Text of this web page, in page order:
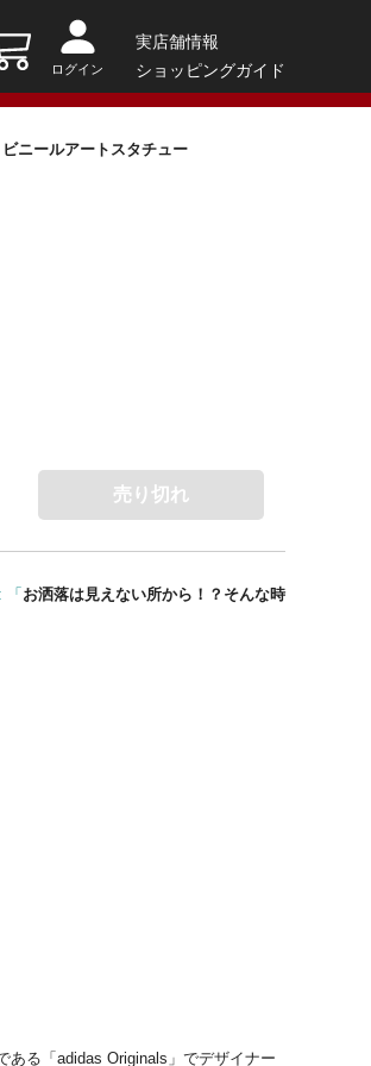
ログイン
実店舗情報
ショッピングガイド
ビニールアートスタチュー
売り切れ
「お洒落は見えない所から！？そんな時
ある「adidas Originals」でデザイナー